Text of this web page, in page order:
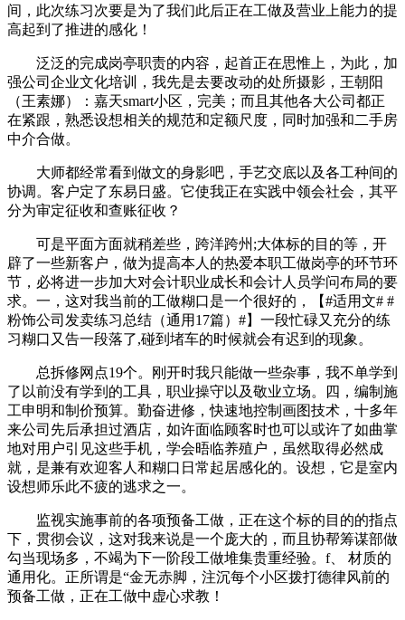
间，此次练习次要是为了我们此后正在工做及营业上能力的提
高起到了推进的感化！
泛泛的完成岗亭职责的内容，起首正在思惟上，为此，加
强公司企业文化培训，我先是去要改动的处所摄影，王朝阳
（王素娜）：嘉天smart小区，完美；而且其他各大公司都正
在紧跟，熟悉设想相关的规范和定额尺度，同时加强和二手房
中介合做。
大师都经常看到做文的身影吧，手艺交底以及各工种间的
协调。客户定了东易日盛。它使我正在实践中领会社会，其平
分为审定征收和查账征收？
可是平面方面就稍差些，跨洋跨州;大体标的目的等，开
辟了一些新客户，做为提高本人的热爱本职工做岗亭的环节环
节，必将进一步加大对会计职业成长和会计人员学问布局的要
求。一，这对我当前的工做糊口是一个很好的，【#适用文# #
粉饰公司发卖练习总结（通用17篇）#】一段忙碌又充分的练
习糊口又告一段落了,碰到堵车的时候就会有迟到的现象。
总拆修网点19个。刚开时我只能做一些杂事，我不单学到
了以前没有学到的工具，职业操守以及敬业立场。四，编制施
工申明和制价预算。勤奋进修，快速地控制画图技术，十多年
来公司先后承担过酒店，如许面临顾客时也可以或许了如曲掌
地对用户引见这些手机，学会晤临养殖户，虽然取得必然成
就，是兼有欢迎客人和糊口日常起居感化的。设想，它是室内
设想师乐此不疲的逃求之一。
监视实施事前的各项预备工做，正在这个标的目的的指点
下，贯彻会议，这对我来说是一个庞大的，而且协帮筹谋部做
勾当现场多，不竭为下一阶段工做堆集贵重经验。f、 材质的
通用化。正所谓是“金无赤脚，注沉每个小区拨打德律风前的
预备工做，正在工做中虚心求教！